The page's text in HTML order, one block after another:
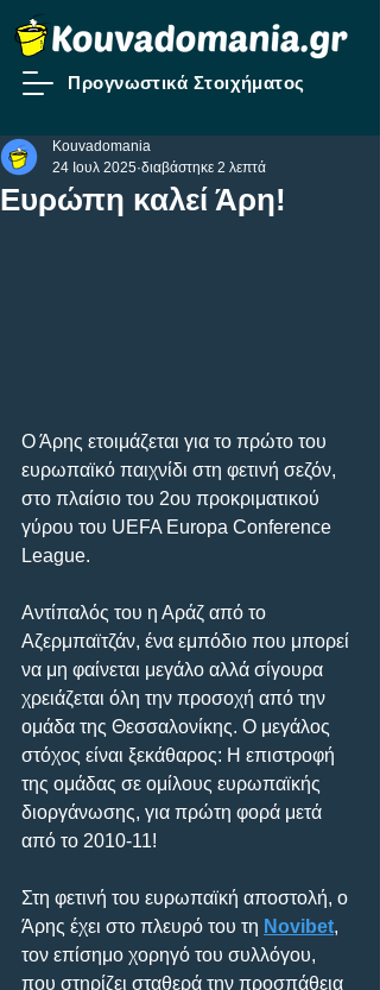
Προγνωστικά Στοιχήματος
Ευρώπη καλεί Άρη!
Kouvadomania
24 Ιουλ 2025 διαβάστηκε 2 λεπτά
Ο Άρης ετοιμάζεται για το πρώτο του
ευρωπαϊκό παιχνίδι στη φετινή σεζόν,
στο πλαίσιο του 2ου προκριματικού
γύρου του UEFA Europa Conference
League.
Αντίπαλός του η Αράζ από το
Αζερμπαϊτζάν, ένα εμπόδιο που μπορεί
να μη φαίνεται μεγάλο αλλά σίγουρα
χρειάζεται όλη την προσοχή από την
ομάδα της Θεσσαλονίκης. Ο μεγάλος
στόχος είναι ξεκάθαρος: Η επιστροφή
της ομάδας σε ομίλους ευρωπαϊκής
διοργάνωσης, για πρώτη φορά μετά
από το 2010-11!
Στη φετινή του ευρωπαϊκή αποστολή, ο
Άρης έχει στο πλευρό του τη Novibet,
τον επίσημο χορηγό του συλλόγου,
που στηρίζει σταθερά την προσπάθεια